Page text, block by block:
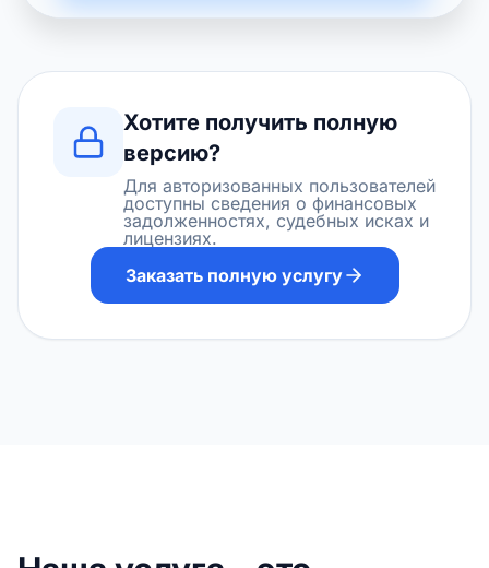
Хотите получить полную
версию?
Для авторизованных пользователей
доступны сведения о финансовых
задолженностях, судебных исках и
лицензиях.
Заказать полную услугу